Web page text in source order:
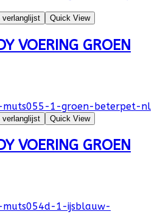
verlanglijst Quick View
VOERING GROEN
verlanglijst Quick View
VOERING GROEN